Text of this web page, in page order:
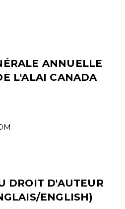
ANNUELLE
L'ALAI CANADA
DROIT D'AUTEUR
ENGLISH)